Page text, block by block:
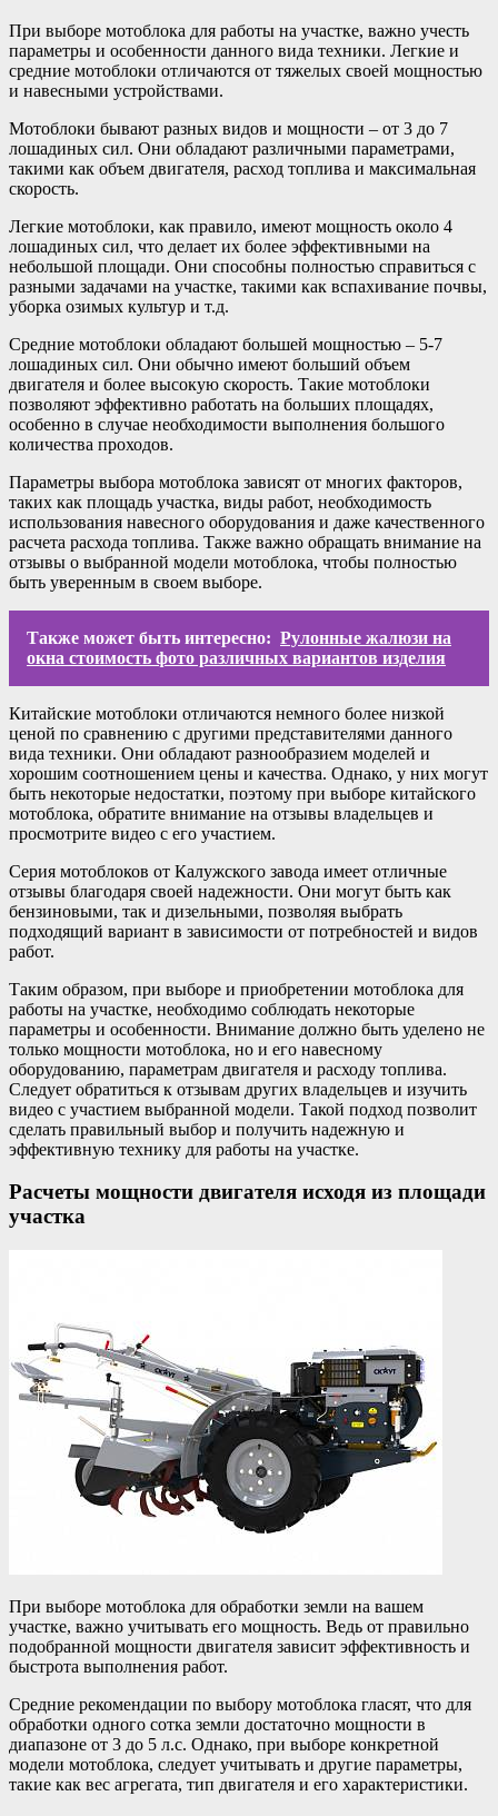
При выборе мотоблока для работы на участке, важно учесть
параметры и особенности данного вида техники. Легкие и
средние мотоблоки отличаются от тяжелых своей мощностью
и навесными устройствами.
Мотоблоки бывают разных видов и мощности – от 3 до 7
лошадиных сил. Они обладают различными параметрами,
такими как объем двигателя, расход топлива и максимальная
скорость.
Легкие мотоблоки, как правило, имеют мощность около 4
лошадиных сил, что делает их более эффективными на
небольшой площади. Они способны полностью справиться с
разными задачами на участке, такими как вспахивание почвы,
уборка озимых культур и т.д.
Средние мотоблоки обладают большей мощностью – 5-7
лошадиных сил. Они обычно имеют больший объем
двигателя и более высокую скорость. Такие мотоблоки
позволяют эффективно работать на больших площадях,
особенно в случае необходимости выполнения большого
количества проходов.
Параметры выбора мотоблока зависят от многих факторов,
таких как площадь участка, виды работ, необходимость
использования навесного оборудования и даже качественного
расчета расхода топлива. Также важно обращать внимание на
отзывы о выбранной модели мотоблока, чтобы полностью
быть уверенным в своем выборе.
Также может быть интересно: Рулонные жалюзи на
окна стоимость фото различных вариантов изделия
Китайские мотоблоки отличаются немного более низкой
ценой по сравнению с другими представителями данного
вида техники. Они обладают разнообразием моделей и
хорошим соотношением цены и качества. Однако, у них могут
быть некоторые недостатки, поэтому при выборе китайского
мотоблока, обратите внимание на отзывы владельцев и
просмотрите видео с его участием.
Серия мотоблоков от Калужского завода имеет отличные
отзывы благодаря своей надежности. Они могут быть как
бензиновыми, так и дизельными, позволяя выбрать
подходящий вариант в зависимости от потребностей и видов
работ.
Таким образом, при выборе и приобретении мотоблока для
работы на участке, необходимо соблюдать некоторые
параметры и особенности. Внимание должно быть уделено не
только мощности мотоблока, но и его навесному
оборудованию, параметрам двигателя и расходу топлива.
Следует обратиться к отзывам других владельцев и изучить
видео с участием выбранной модели. Такой подход позволит
сделать правильный выбор и получить надежную и
эффективную технику для работы на участке.
Расчеты мощности двигателя исходя из площади
участка
При выборе мотоблока для обработки земли на вашем
участке, важно учитывать его мощность. Ведь от правильно
подобранной мощности двигателя зависит эффективность и
быстрота выполнения работ.
Средние рекомендации по выбору мотоблока гласят, что для
обработки одного сотка земли достаточно мощности в
диапазоне от 3 до 5 л.с. Однако, при выборе конкретной
модели мотоблока, следует учитывать и другие параметры,
такие как вес агрегата, тип двигателя и его характеристики.